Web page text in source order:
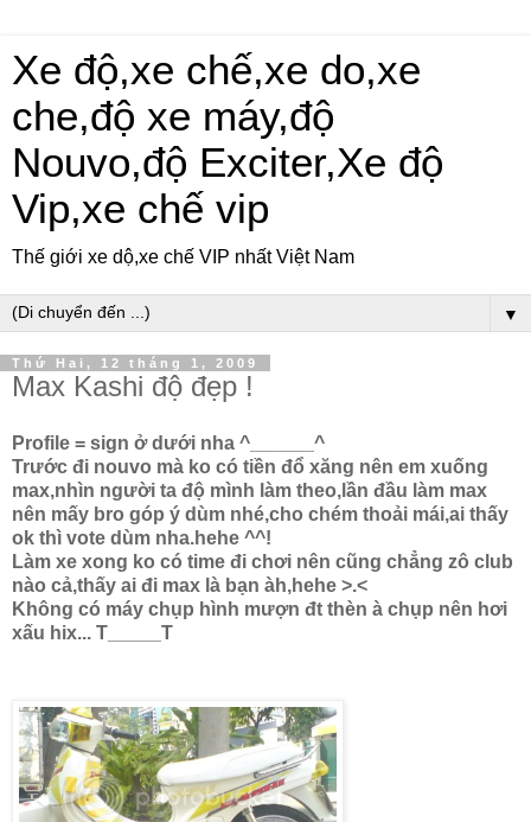
Xe độ,xe chế,xe do,xe
che,độ xe máy,độ
Nouvo,độ Exciter,Xe độ
Vip,xe chế vip
Thế giới xe dộ,xe chế VIP nhất Việt Nam
▼
Thứ Hai, 12 tháng 1, 2009
Max Kashi độ đẹp !
Profile = sign ở dưới nha ^______^
Trước đi nouvo mà ko có tiền đổ xăng nên em xuống
max,nhìn người ta độ mình làm theo,lần đầu làm max
nên mấy bro góp ý dùm nhé,cho chém thoải mái,ai thấy
ok thì vote dùm nha.hehe ^^!
Làm xe xong ko có time đi chơi nên cũng chẳng zô club
nào cả,thấy ai đi max là bạn àh,hehe >.<
Không có máy chụp hình mượn đt thèn à chụp nên hơi
xấu hix... T_____T